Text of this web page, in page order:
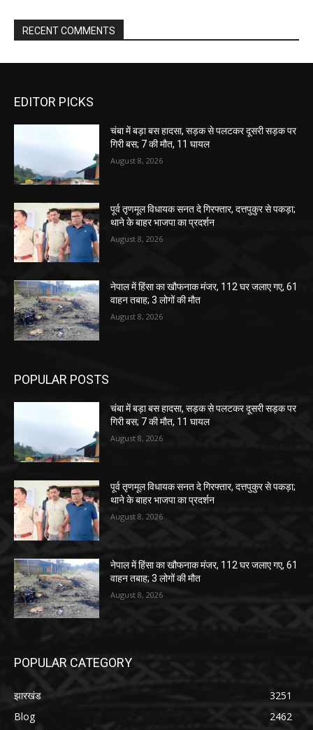
RECENT COMMENTS
EDITOR PICKS
चंबा में बड़ा बस हादसा, सड़क से पलटकर दूसरी सड़क पर
गिरी बस; 7 की मौत, 11 घायल
August 8, 2026
पूर्व तृणमूल विधायक सनत दे गिरफ्तार, दत्तपुकुर से पकड़ा;
थाने के बाहर भाजपा का प्रदर्शन
August 8, 2026
नेपाल में हिंसा का खौफनाक मंजर, 112 घर जलाए गए, 61
वाहन तबाह; 3 लोगों की मौत
August 8, 2026
POPULAR POSTS
चंबा में बड़ा बस हादसा, सड़क से पलटकर दूसरी सड़क पर
गिरी बस; 7 की मौत, 11 घायल
August 8, 2026
पूर्व तृणमूल विधायक सनत दे गिरफ्तार, दत्तपुकुर से पकड़ा;
थाने के बाहर भाजपा का प्रदर्शन
August 8, 2026
नेपाल में हिंसा का खौफनाक मंजर, 112 घर जलाए गए, 61
वाहन तबाह; 3 लोगों की मौत
August 8, 2026
POPULAR CATEGORY
झारखंड
3251
Blog
2462